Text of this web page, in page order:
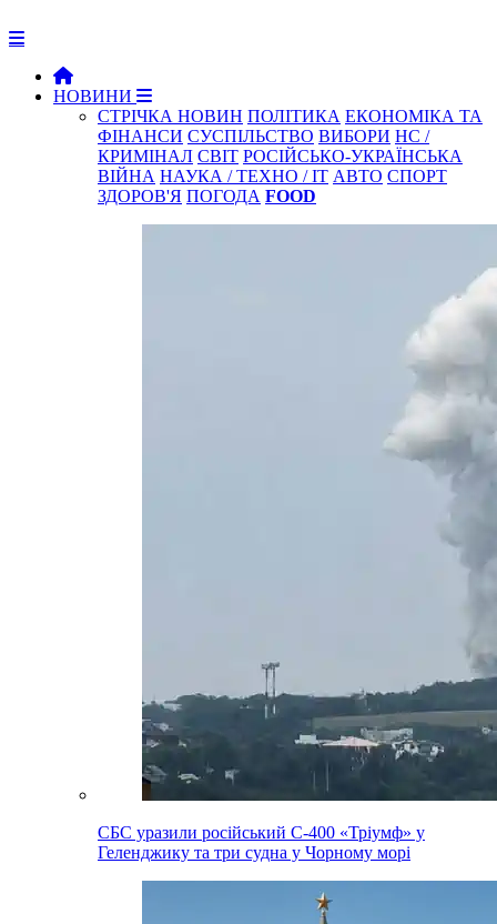
НОВИНИ
СТРІЧКА НОВИН ПОЛІТИКА ЕКОНОМІКА ТА
ФІНАНСИ СУСПІЛЬСТВО ВИБОРИ НС /
КРИМІНАЛ СВІТ РОСІЙСЬКО-УКРАЇНСЬКА
ВІЙНА НАУКА / ТЕХНО / IT АВТО СПОРТ
ЗДОРОВ'Я ПОГОДА FOOD
СБС уразили російський С-400 «Тріумф» у
Геленджику та три судна у Чорному морі